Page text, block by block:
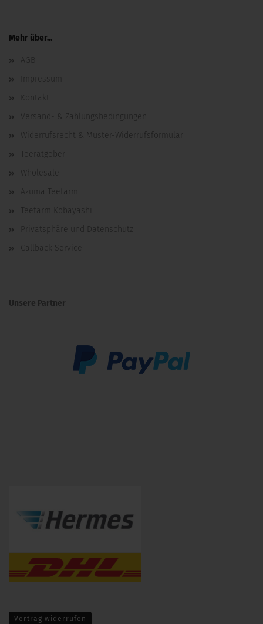
Mehr über...
AGB
Impressum
Kontakt
Versand- & Zahlungsbedingungen
Widerrufsrecht & Muster-Widerrufsformular
Teeratgeber
Wholesale
Azuma Teefarm
Teefarm Kobayashi
Privatsphäre und Datenschutz
Callback Service
Unsere Partner
Vertrag widerrufen